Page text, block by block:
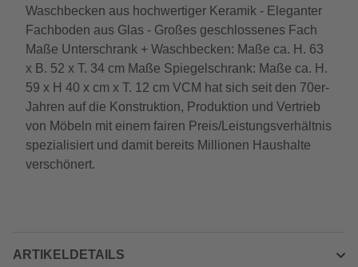
Waschbecken aus hochwertiger Keramik - Eleganter
Fachboden aus Glas - Großes geschlossenes Fach
Maße Unterschrank + Waschbecken: Maße ca. H. 63
x B. 52 x T. 34 cm Maße Spiegelschrank: Maße ca. H.
59 x H 40 x cm x T. 12 cm VCM hat sich seit den 70er-
Jahren auf die Konstruktion, Produktion und Vertrieb
von Möbeln mit einem fairen Preis/Leistungsverhältnis
spezialisiert und damit bereits Millionen Haushalte
verschönert.
ARTIKELDETAILS